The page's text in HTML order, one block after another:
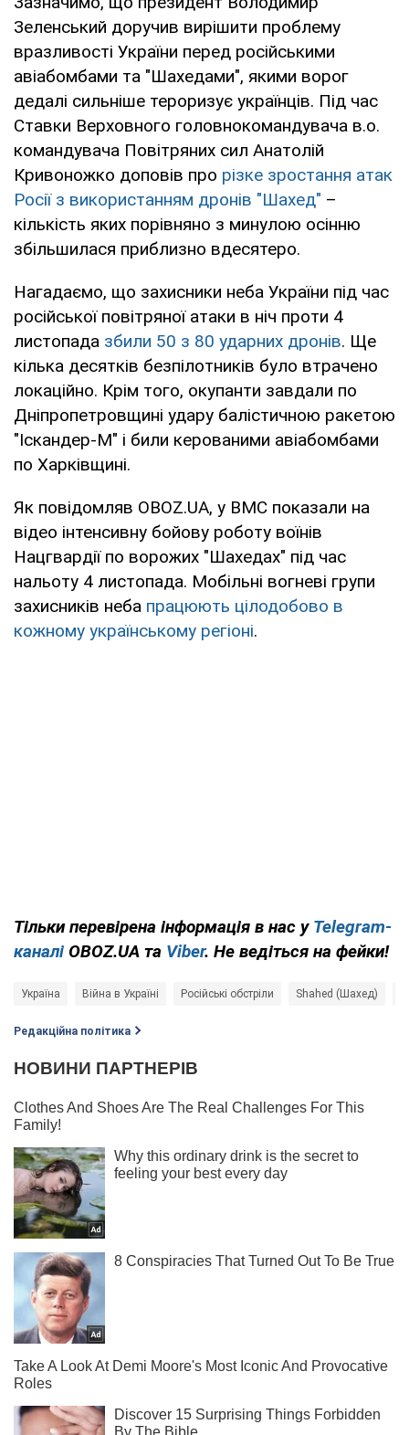
Зеленський доручив вирішити проблему
вразливості України перед російськими
авіабомбами та "Шахедами", якими ворог
дедалі сильніше тероризує українців. Під час
Ставки Верховного головнокомандувача в.о.
командувача Повітряних сил Анатолій
Кривоножко доповів про різке зростання атак
Росії з використанням дронів "Шахед" –
кількість яких порівняно з минулою осінню
збільшилася приблизно вдесятеро.
Нагадаємо, що захисники неба України під час
російської повітряної атаки в ніч проти 4
листопада збили 50 з 80 ударних дронів. Ще
кілька десятків безпілотників було втрачено
локаційно. Крім того, окупанти завдали по
Дніпропетровщині удару балістичною ракетою
"Іскандер-М" і били керованими авіабомбами
по Харківщині.
Як повідомляв OBOZ.UA, у ВМС показали на
відео інтенсивну бойову роботу воїнів
Нацгвардії по ворожих "Шахедах" під час
нальоту 4 листопада. Мобільні вогневі групи
захисників неба працюють цілодобово в
кожному українському регіоні.
Тільки перевірена інформація в нас у Telegram-
каналі OBOZ.UA та Viber. Не ведіться на фейки!
Україна Війна в Україні Російські обстріли Shahed (Шахед)
Редакційна політика